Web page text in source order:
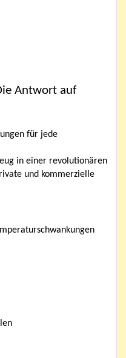
Antwort auf
für jede
in einer revolutionären
und kommerzielle